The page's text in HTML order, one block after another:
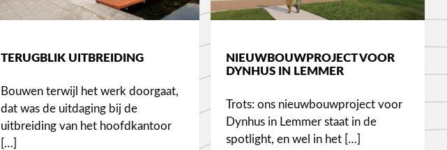
TERUGBLIK UITBREIDING
Bouwen terwijl het werk doorgaat,
dat was de uitdaging bij de
uitbreiding van het hoofdkantoor
[…]
NIEUWBOUWPROJECT VOOR
DYNHUS IN LEMMER
Trots: ons nieuwbouwproject voor
Dynhus in Lemmer staat in de
spotlight, en wel in het […]